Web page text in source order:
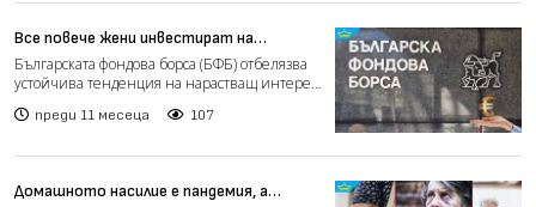
Все повече жени инвестират на
Българската фондова борса
Българската фондова борса (БФБ) отбелязва
устойчива тенденция на нарастващ интерес
преди 11 месеца 107
Домашното насилие е пандемия, а